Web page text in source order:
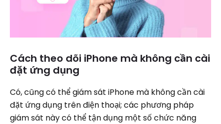
Cách theo dõi iPhone mà không cần cài
đặt ứng dụng
Có, cũng có thể giám sát iPhone mà không cần cài
đặt ứng dụng trên điện thoại; các phương pháp
giám sát này có thể tận dụng một số chức năng